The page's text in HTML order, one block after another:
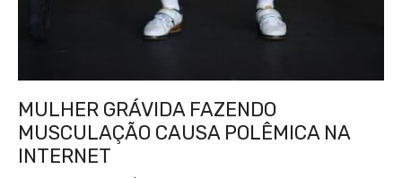
MULHER GRÁVIDA FAZENDO
MUSCULAÇÃO CAUSA POLÊMICA NA
INTERNET